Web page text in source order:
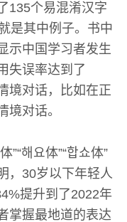
135个易混淆汉字
是其中例子。书中
示中国学习者发生
失误率达到了
境对话，比如在正
境对话。
해요体”“합쇼体”
，30岁以下年轻人
提升到了2022年
掌握最地道的表达